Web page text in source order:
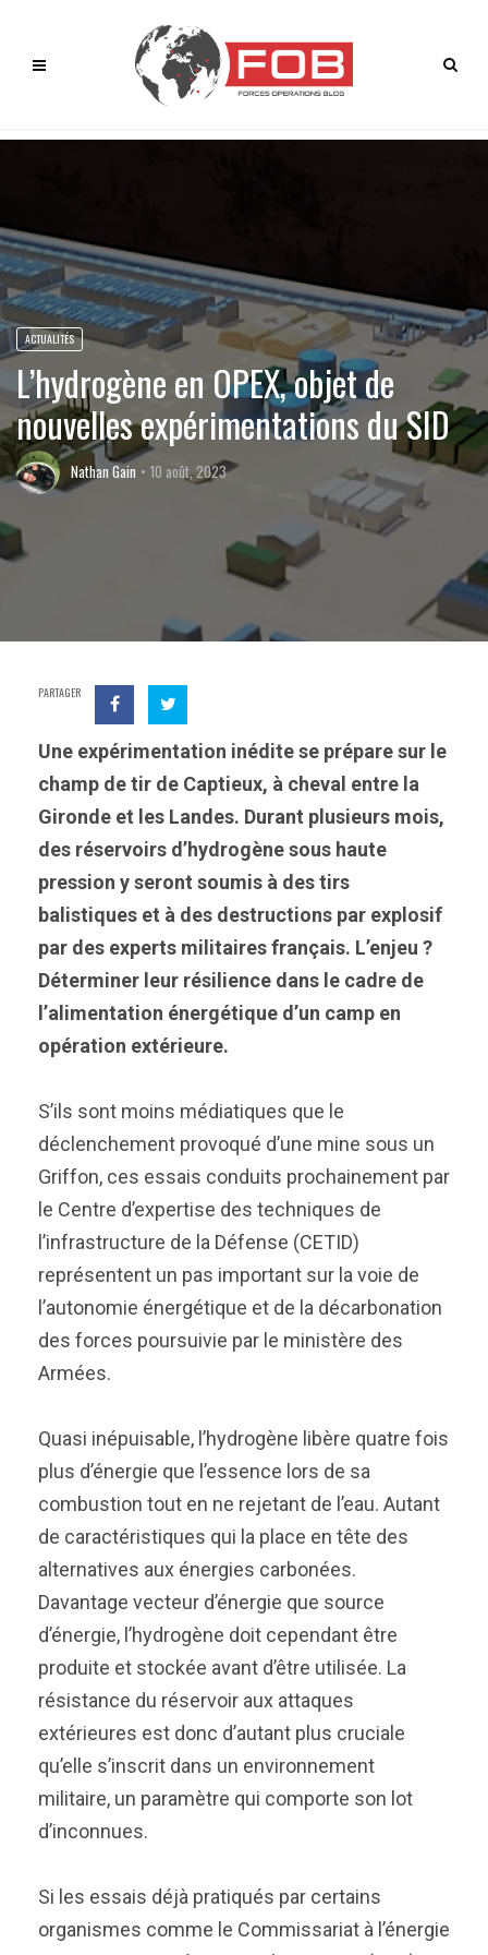
ACTUALITÉS
L’hydrogène en OPEX, objet de
nouvelles expérimentations du SID
Nathan Gain 10 août, 2023
PARTAGER
Une expérimentation inédite se prépare sur le
champ de tir de Captieux, à cheval entre la
Gironde et les Landes. Durant plusieurs mois,
des réservoirs d’hydrogène sous haute
pression y seront soumis à des tirs
balistiques et à des destructions par explosif
par des experts militaires français. L’enjeu ?
Déterminer leur résilience dans le cadre de
l’alimentation énergétique d’un camp en
opération extérieure.
S’ils sont moins médiatiques que le
déclenchement provoqué d’une mine sous un
Griffon, ces essais conduits prochainement par
le Centre d’expertise des techniques de
l’infrastructure de la Défense (CETID)
représentent un pas important sur la voie de
l’autonomie énergétique et de la décarbonation
des forces poursuivie par le ministère des
Armées.
Quasi inépuisable, l’hydrogène libère quatre fois
plus d’énergie que l’essence lors de sa
combustion tout en ne rejetant de l’eau. Autant
de caractéristiques qui la place en tête des
alternatives aux énergies carbonées.
Davantage vecteur d’énergie que source
d’énergie, l’hydrogène doit cependant être
produite et stockée avant d’être utilisée. La
résistance du réservoir aux attaques
extérieures est donc d’autant plus cruciale
qu’elle s’inscrit dans un environnement
militaire, un paramètre qui comporte son lot
d’inconnues.
Si les essais déjà pratiqués par certains
organismes comme le Commissariat à l’énergie